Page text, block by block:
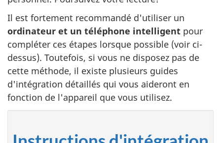
Il est fortement recommandé d'utiliser un
ordinateur et un téléphone intelligent pour
compléter ces étapes lorsque possible (voir ci-
dessus). Toutefois, si vous ne disposez pas de
cette méthode, il existe plusieurs guides
d'intégration détaillés qui vous aideront en
fonction de l'appareil que vous utilisez.